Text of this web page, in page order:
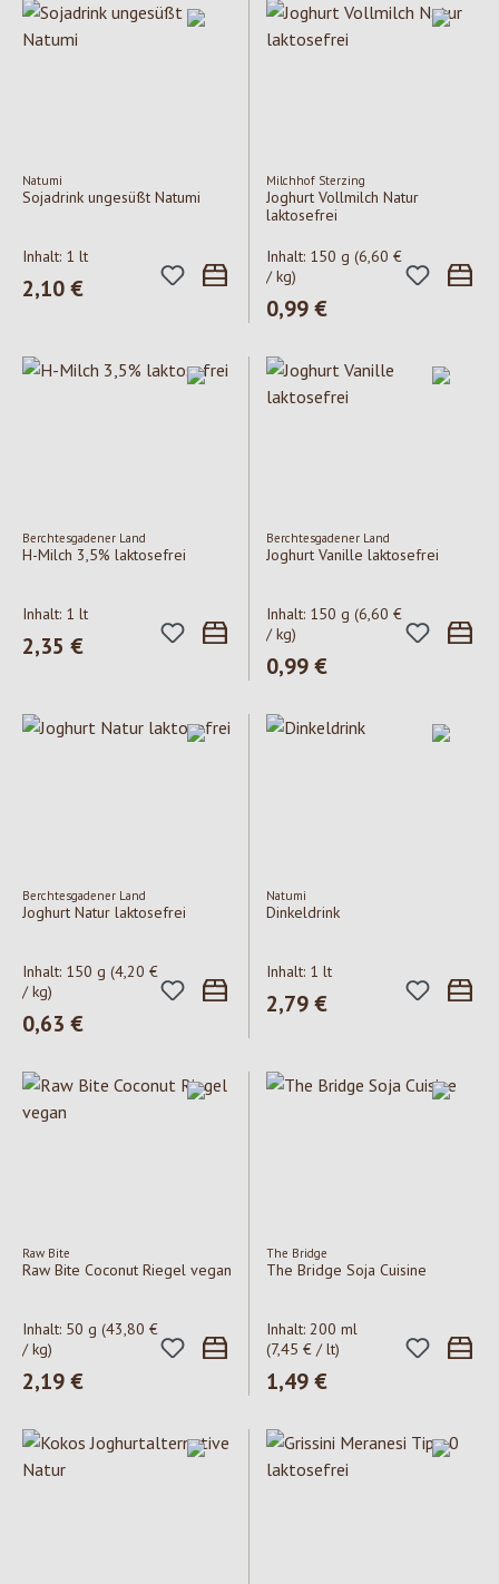
Natumi
Sojadrink ungesüßt Natumi
Inhalt: 1 lt
Regulärer Preis:
2,10 €
Milchhof Sterzing
Joghurt Vollmilch Natur
laktosefrei
Inhalt: 150 g (6,60 €
/ kg)
Regulärer Preis:
0,99 €
Berchtesgadener Land
H-Milch 3,5% laktosefrei
Inhalt: 1 lt
Regulärer Preis:
2,35 €
Berchtesgadener Land
Joghurt Vanille laktosefrei
Inhalt: 150 g (6,60 €
/ kg)
Regulärer Preis:
0,99 €
Berchtesgadener Land
Joghurt Natur laktosefrei
Inhalt: 150 g (4,20 €
/ kg)
Regulärer Preis:
0,63 €
Natumi
Dinkeldrink
Inhalt: 1 lt
Regulärer Preis:
2,79 €
Raw Bite
Raw Bite Coconut Riegel vegan
Inhalt: 50 g (43,80 €
/ kg)
Regulärer Preis:
2,19 €
The Bridge
The Bridge Soja Cuisine
Inhalt: 200 ml
(7,45 € / lt)
Regulärer Preis:
1,49 €